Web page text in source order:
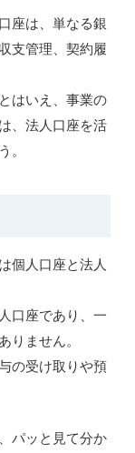
座は、単なる銀
支管理、契約履
はいえ、事業の
、法人口座を活
。
個人口座と法人
口座であり、一
りません。
の受け取りや預
パッと見て分か